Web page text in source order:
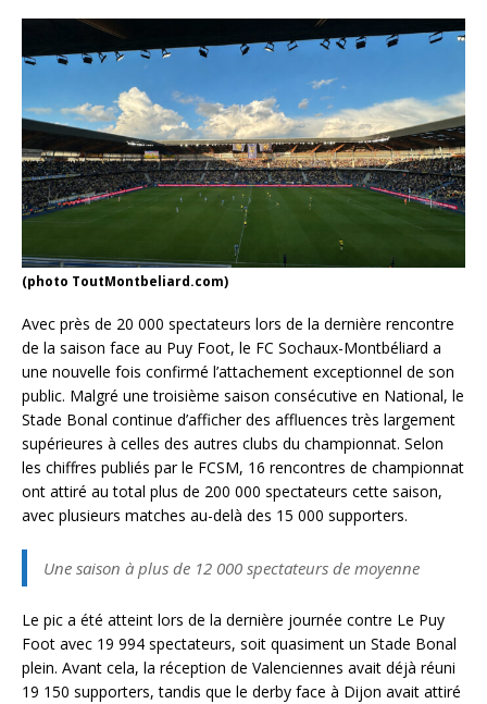
(photo ToutMontbeliard.com)
Avec près de 20 000 spectateurs lors de la dernière rencontre
de la saison face au Puy Foot, le FC Sochaux-Montbéliard a
une nouvelle fois confirmé l’attachement exceptionnel de son
public. Malgré une troisième saison consécutive en National, le
Stade Bonal continue d’afficher des affluences très largement
supérieures à celles des autres clubs du championnat. Selon
les chiffres publiés par le FCSM, 16 rencontres de championnat
ont attiré au total plus de 200 000 spectateurs cette saison,
avec plusieurs matches au-delà des 15 000 supporters.
Une saison à plus de 12 000 spectateurs de moyenne
Le pic a été atteint lors de la dernière journée contre Le Puy
Foot avec 19 994 spectateurs, soit quasiment un Stade Bonal
plein. Avant cela, la réception de Valenciennes avait déjà réuni
19 150 supporters, tandis que le derby face à Dijon avait attiré